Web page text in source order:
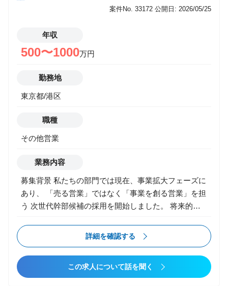
円 ／ 営業歴5年 ／ 中途2年目 29歳（リーダー） 年収
1,200万円 ／ 営業歴7年 ／ 中途1年目 31歳（マネジャ
32歳（事業部長 兼 副部長） ※中長期的なキャリアイ
メージ等、詳しくは採用担当へご質問ください！ ＜
歴7年 ：年収800万円 ・証券営業9年：年収1,200万円
案件No. 33172 公開日: 2026/05/25
年収
500〜1000万円
勤務地
東京都/港区
職種
その他営業
業務内容
募集背景 私たちの部門では現在、事業拡大フェーズに
あり、 「売る営業」ではなく「事業を創る営業」を担
う 次世代幹部候補の採用を開始しました。 将来的に
どを担っていただくことを前提としたポジションで
す。 仕事内容 まずは営業の最前線に立ちながら、 将
来的な幹部・事業責任者を目指していただきます。 入
詳細を確認する
この求人について話を聞く